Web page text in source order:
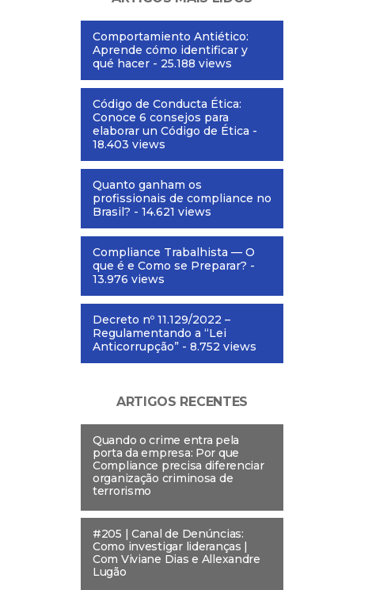
Comportamiento Antiético:
Aprende cómo identificar y
qué hacer - 25.188 views
Código de Conducta Ética:
Conoce 6 consejos para
elaborar un Código de Ética -
18.403 views
Quanto ganham os
profissionais de compliance no
Brasil? - 14.621 views
Compliance Trabalhista — O
que é e Como se Preparar? -
13.976 views
Decreto nº 11.129/2022 –
Regulamentando a “Lei
Anticorrupção” - 8.752 views
ARTIGOS RECENTES
Quando o crime entra pela
porta da empresa: Por que
Compliance precisa diferenciar
organização criminosa de
terrorismo
#205 | Canal de Denúncias:
Como investigar lideranças |
Com Viviane Dias e Allexandre
Lugão